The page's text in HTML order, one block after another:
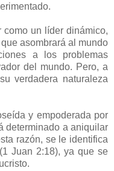
un líder dinámico,
asombrará al mundo
a los problemas
del mundo. Pero, a
verdadera naturaleza
y empoderada por
determinado a aniquilar
razón, se le identifica
Juan 2:18), ya que se